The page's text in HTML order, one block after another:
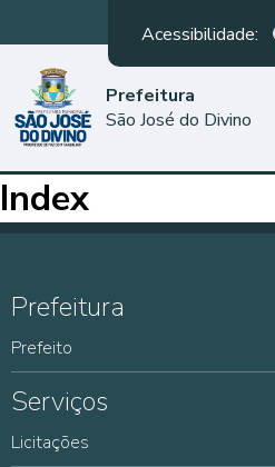
Acessibilidade:
Prefeitura
São José do Divino
Index
Prefeitura
Prefeito
Serviços
Licitações